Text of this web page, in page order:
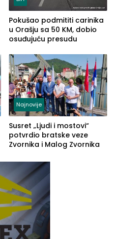
Pokušao podmititi carinika
u Orašju sa 50 KM, dobio
osuđujuću presudu
Najnovije
Susret „Ljudi i mostovi“
potvrdio bratske veze
Zvornika i Malog Zvornika